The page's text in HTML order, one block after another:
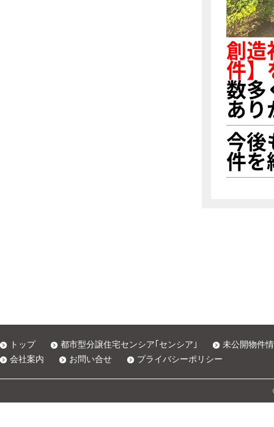
創造
件】
数多
あ
今後
件を
トップ 都市型分譲住宅センシア｢センシア｣
未公開物件
会社案内
お問い合せ プライバシーポリシー